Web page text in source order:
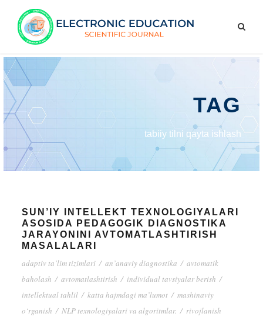
TAG
tabiiy tilni qayta ishlash
SUN’IY INTELLEKT TEXNOLOGIYALARI
ASOSIDA PEDAGOGIK DIAGNOSTIKA
JARAYONINI AVTOMATLASHTIRISH
MASALALARI
adaptiv ta’lim tizimlari / an’anaviy diagnostika / avtomatik
baholash / avtomatlashtirish / individual tavsiyalar berish /
intellektual tahlil / katta hajmdagi ma’lumot / mashinaviy
o‘rganish / NLP texnologiyalari va algoritmlar. / rivojlanish